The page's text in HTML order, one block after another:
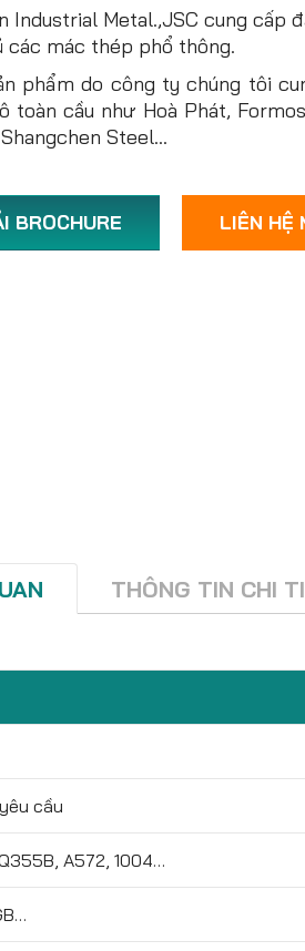
Industrial Metal.,JSC cung cấp
các mác thép phổ thông.
phẩm do công ty chúng tôi
toàn cầu như Hoà Phát,
Steel…
BROCHURE LIÊN HỆ
THÔNG TIN CHI
cầu
A572, 1004…